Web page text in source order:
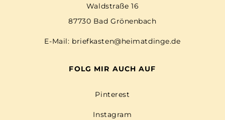
Waldstraße 16
87730 Bad Grönenbach
E-Mail: briefkasten@heimatdinge.de
FOLG MIR AUCH AUF
Pinterest
Instagram